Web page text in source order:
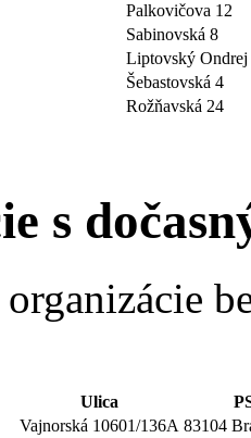
Palkovičova 12
Sabinovská 8
Liptovský Ondrej
Šebastovská 4
Rožňavská 24
s
Ulica
Vajnorská 10601/136A 83104